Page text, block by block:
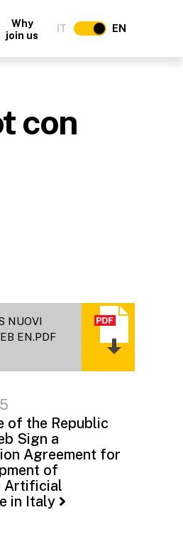
Why
join us
IT EN
con
NUOVI
EN.PDF
of the Republic
Sign a
Agreement for
of
Artificial
in Italy